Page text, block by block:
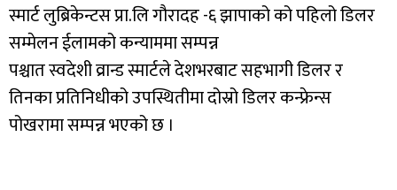
स्मार्ट लुब्रिकेन्टस प्रा.लि गौरादह -६ झापाको को पहिलो डिलर
सम्मेलन ईलामको कन्याममा सम्पन्न
पश्चात स्वदेशी व्रान्ड स्मार्टले देशभरबाट सहभागी डिलर र
तिनका प्रतिनिधीको उपस्थितीमा दोस्रो डिलर कन्फ्रेन्स
पोखरामा सम्पन्न भएको छ ।